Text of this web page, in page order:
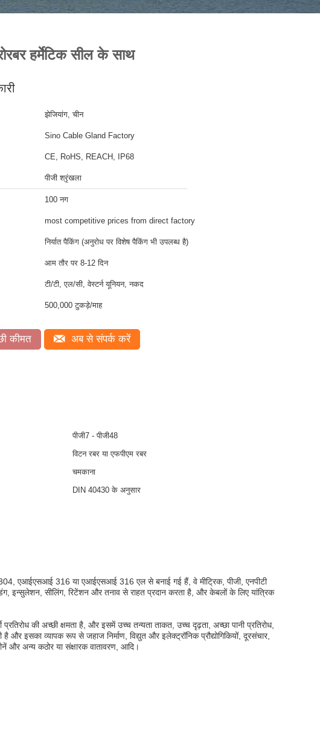
हर्मेटिक सील के साथ
झेजियांग, चीन
Sino Cable Gland Factory
CE, RoHS, REACH, IP68
पीजी श्रृंखला
100 नग
most competitive prices from direct factory
निर्यात पैकिंग (अनुरोध पर विशेष पैकिंग भी उपलब्ध है)
आम तौर पर 8-12 दिन
टी/टी, एल/सी, वेस्टर्न यूनियन, नकद
500,000 टुकड़े/माह
कीमत अब से संपर्क करें
पीजी7 - पीजी48
विटन रबर या एफपीएम रबर
चमकाना
DIN 40430 के अनुसार
एआईएसआई 316 या एआईएसआई 316 एल से बनाई गई हैं, वे मीट्रिक, पीजी, एनपीटी
इन्सुलेशन, सीलिंग, रिटेंशन और तनाव से राहत प्रदान करता है, और केबलों के लिए यांत्रिक
की अच्छी क्षमता है, और इसमें उच्च तन्यता ताकत, उच्च दृढ़ता, अच्छा पानी प्रतिरोध,
इसका व्यापक रूप से जहाज निर्माण, विद्युत और इलेक्ट्रॉनिक प्रौद्योगिकियों, दूरसंचार,
और अन्य कठोर या संक्षारक वातावरण, आदि।